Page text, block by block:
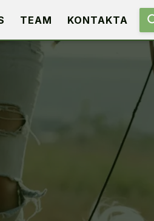
TEAM KONTAKTA